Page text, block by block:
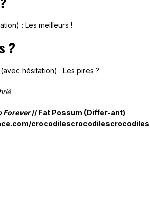
: Les meilleurs !
?
hésitation) : Les pires ?
Forever// Fat Possum (Differ-ant)
crocodilescrocodilescrocodiles